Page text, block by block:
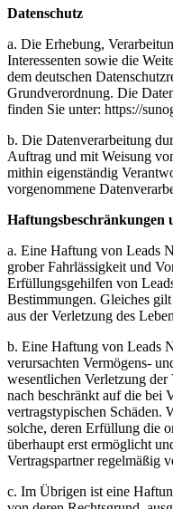
Datenschutz
a. Die Erhebung,
Interessenten sowie die
dem deutschen
Grundverordnung. Die
finden Sie unter: https://
b. Die Datenverarbeitung
Auftrag und mit Weisung
mithin eigenständig
vorgenommene
Haftungsbeschränkungen
a. Eine Haftung von Leads
grober Fahrlässigkeit und
Erfüllungsgehilfen von
Bestimmungen. Gleiches
aus der Verletzung des
b. Eine Haftung von Leads
verursachten Vermögens-
wesentlichen Verletzung
nach beschränkt auf die bei
vertragstypischen Schäden.
solche, deren Erfüllung die
überhaupt erst ermöglicht
Vertragspartner regelmäßig
c. Im Übrigen ist eine